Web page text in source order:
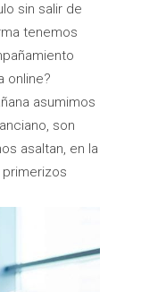
sin salir de
tenemos
online?
asumimos
son
asaltan, en la